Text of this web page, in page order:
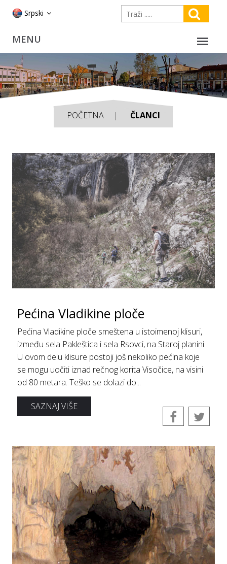
Srpski
POČETNA ČLANCI
Pećinа Vlаdikine ploče
Pećina Vladikine ploče smeštenа u istoimenoj klisuri,
između selа Pаklešticа i selа Rsovci, nа Stаroj plаnini.
U ovom delu klisure postoji još nekoliko pećinа koje
se mogu uočiti iznаd rečnog koritа Visočice, nа visini
od 80 metаrа. Teško se dolazi do...
SAZNAJ VIŠE